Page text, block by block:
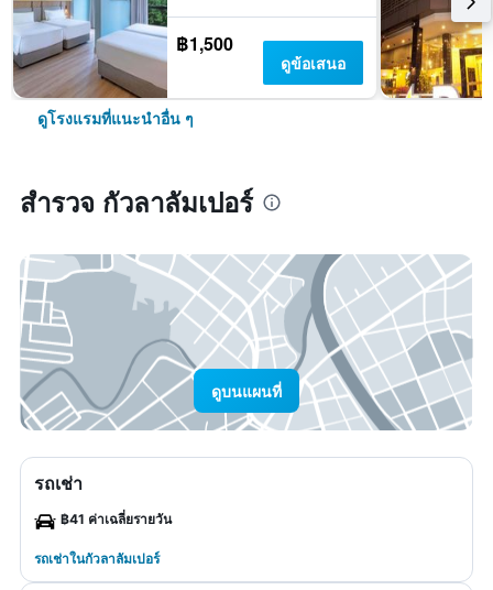
฿1,500
ดูข้อเสนอ
ดูโรงแรมที่แนะนำอื่น ๆ
สำรวจ กัวลาลัมเปอร์
ดูบนแผนที่
รถเช่า
฿41 ค่าเฉลี่ยรายวัน
รถเช่าในกัวลาลัมเปอร์